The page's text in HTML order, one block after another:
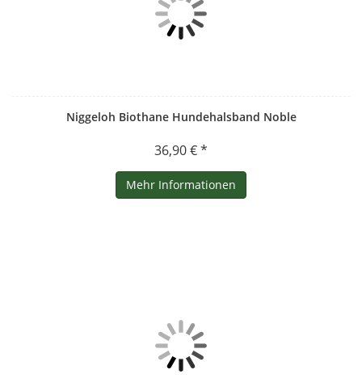
Niggeloh Biothane Hundehalsband Noble
36,90 € *
Mehr Informationen